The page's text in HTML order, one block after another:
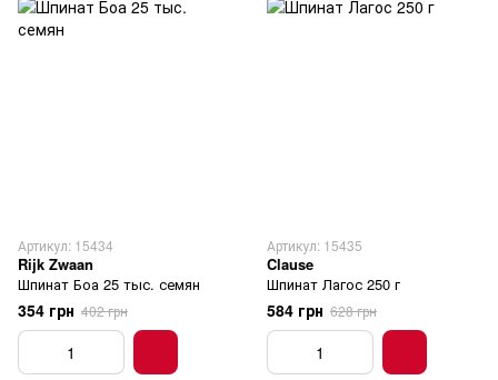
Артикул: 15434
Rijk Zwaan
Шпинат Боа 25 тыс. семян
354 грн 402 грн
Артикул: 15435
Clause
Шпинат Лагос 250 г
584 грн 628 грн